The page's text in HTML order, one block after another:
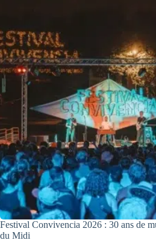
Festival Convivencia 2026 : 30 ans de
du Midi